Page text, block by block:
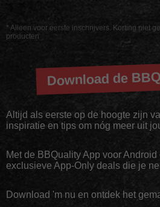
* Alleen voor eerste inschrijvers. Korting niet
producten
Download de
Altijd als eerste op de hoogte zijn
inspiratie en tips om nóg meer uit
Met de BBQuality App voor
exclusieve App-Only deals die je
Download 'm nu en ontdek het